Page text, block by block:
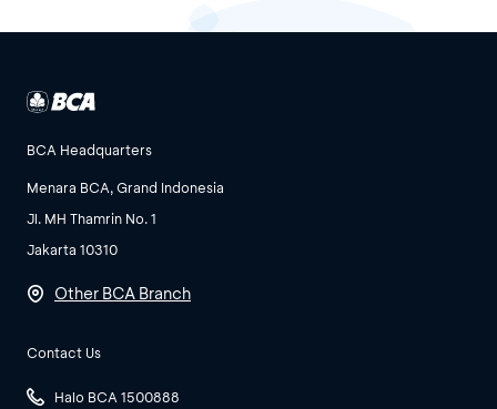
BCA Headquarters
Menara BCA, Grand Indonesia
Jl. MH Thamrin No. 1
Jakarta 10310
Other BCA Branch
Contact Us
Halo BCA 1500888